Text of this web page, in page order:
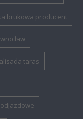
brukowa producent
taras